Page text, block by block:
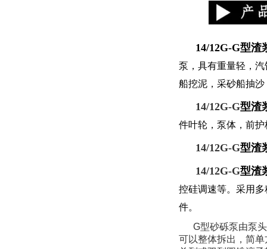
14/12G-G型渣
泵，具有重量轻，
船挖泥，采砂船抽
14/12G-G型渣
件叶轮，泵体，前
14/12G-G型渣
14/12G-G型渣
控硅调速等。采用
件。
G型砂砾泵由泵头
可以整体拆出，简